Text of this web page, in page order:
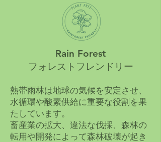
Rain Forest
フォレストフレンドリー
熱帯雨林は地球の気候を安定させ、
水循環や酸素供給に重要な役割を果
たしています。
畜産業の拡大、違法な伐採、森林の
転用や開発によって森林破壊が起き